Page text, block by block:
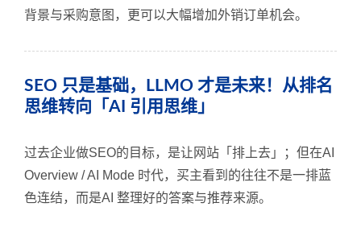
背景与采购意图，更可以大幅增加外销订单机会。
SEO 只是基础，LLMO 才是未来！从排名
思维转向「AI 引用思维」
过去企业做SEO的目标，是让网站「排上去」；但在AI
Overview / AI Mode 时代，买主看到的往往不是一排蓝
色连结，而是AI 整理好的答案与推荐来源。